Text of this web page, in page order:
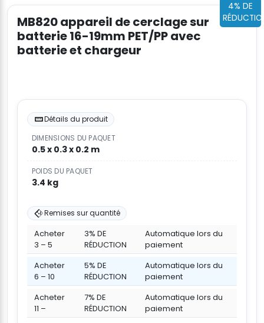
MB820 appareil de cerclage sur
batterie 16-19mm PET/PP avec
batterie et chargeur
4% DE
Détails du produit
DIMENSIONS DU PAQUET
0.5 x 0.3 x 0.2 m
POIDS DU PAQUET
3.4 kg
Remises sur quantité
Acheter
3 – 5
3% DE
RÉDUCTION
Automatique lors du
paiement
Acheter
6 – 10
5% DE
RÉDUCTION
Automatique lors du
paiement
Acheter
11 –
7% DE
RÉDUCTION
Automatique lors du
paiement